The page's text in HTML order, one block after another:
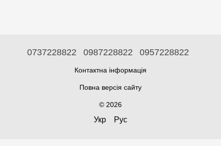
0737228822 0987228822 0957228822
Контактна інформація
Повна версія сайту
© 2026
Укр Рус